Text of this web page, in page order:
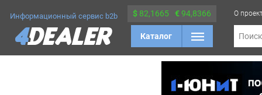
Информационный сервис b2b $ 82,1665 €94,8366
Каталог
О
Поиск